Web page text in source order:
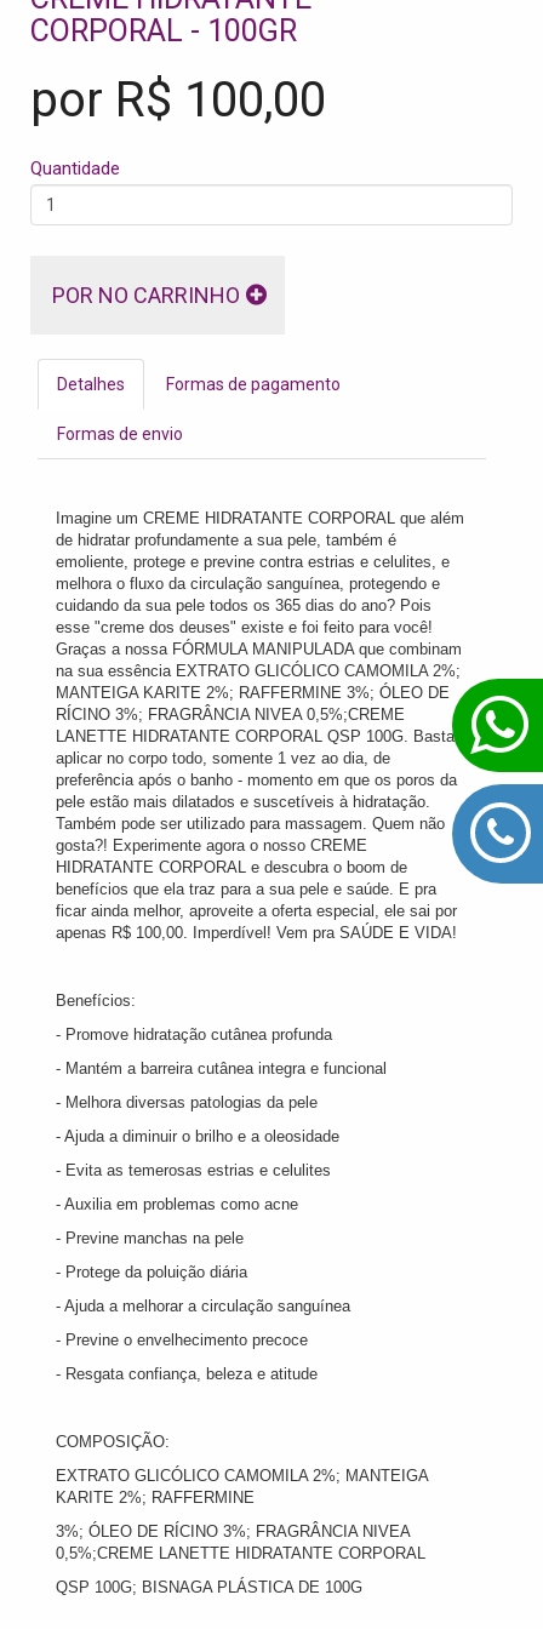
CORPORAL - 100GR
por R$ 100,00
Quantidade
POR NO CARRINHO
Detalhes Formas de pagamento
Formas de envio
Imagine um CREME HIDRATANTE CORPORAL que além
de hidratar profundamente a sua pele, também é
emoliente, protege e previne contra estrias e celulites, e
melhora o fluxo da circulação sanguínea, protegendo e
cuidando da sua pele todos os 365 dias do ano? Pois
esse "creme dos deuses" existe e foi feito para você!
Graças a nossa FÓRMULA MANIPULADA que combinam
na sua essência EXTRATO GLICÓLICO CAMOMILA 2%;
MANTEIGA KARITE 2%; RAFFERMINE 3%; ÓLEO DE
RÍCINO 3%; FRAGRÂNCIA NIVEA 0,5%;CREME
LANETTE HIDRATANTE CORPORAL QSP 100G. Basta
aplicar no corpo todo, somente 1 vez ao dia, de
preferência após o banho - momento em que os poros da
pele estão mais dilatados e suscetíveis à hidratação.
Também pode ser utilizado para massagem. Quem não
gosta?! Experimente agora o nosso CREME
HIDRATANTE CORPORAL e descubra o boom de
benefícios que ela traz para a sua pele e saúde. E pra
ficar ainda melhor, aproveite a oferta especial, ele sai por
apenas R$ 100,00. Imperdível! Vem pra SAÚDE E VIDA!
Benefícios:
- Promove hidratação cutânea profunda
- Mantém a barreira cutânea integra e funcional
- Melhora diversas patologias da pele
- Ajuda a diminuir o brilho e a oleosidade
- Evita as temerosas estrias e celulites
- Auxilia em problemas como acne
- Previne manchas na pele
- Protege da poluição diária
- Ajuda a melhorar a circulação sanguínea
- Previne o envelhecimento precoce
- Resgata confiança, beleza e atitude
COMPOSIÇÃO:
EXTRATO GLICÓLICO CAMOMILA 2%; MANTEIGA
KARITE 2%; RAFFERMINE
3%; ÓLEO DE RÍCINO 3%; FRAGRÂNCIA NIVEA
0,5%;CREME LANETTE HIDRATANTE CORPORAL
QSP 100G; BISNAGA PLÁSTICA DE 100G